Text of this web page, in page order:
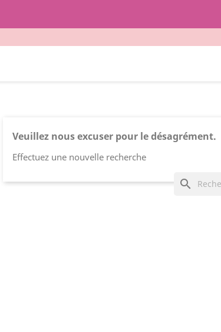
Veuillez nous excuser pour le désagrément.
Effectuez une nouvelle recherche
search